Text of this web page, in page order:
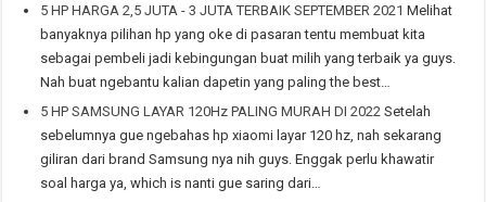
5 HP HARGA 2,5 JUTA - 3 JUTA TERBAIK SEPTEMBER 2021 Melihat
banyaknya pilihan hp yang oke di pasaran tentu membuat kita
sebagai pembeli jadi kebingungan buat milih yang terbaik ya guys.
Nah buat ngebantu kalian dapetin yang paling the best…
5 HP SAMSUNG LAYAR 120Hz PALING MURAH DI 2022 Setelah
sebelumnya gue ngebahas hp xiaomi layar 120 hz, nah sekarang
giliran dari brand Samsung nya nih guys. Enggak perlu khawatir
soal harga ya, which is nanti gue saring dari…